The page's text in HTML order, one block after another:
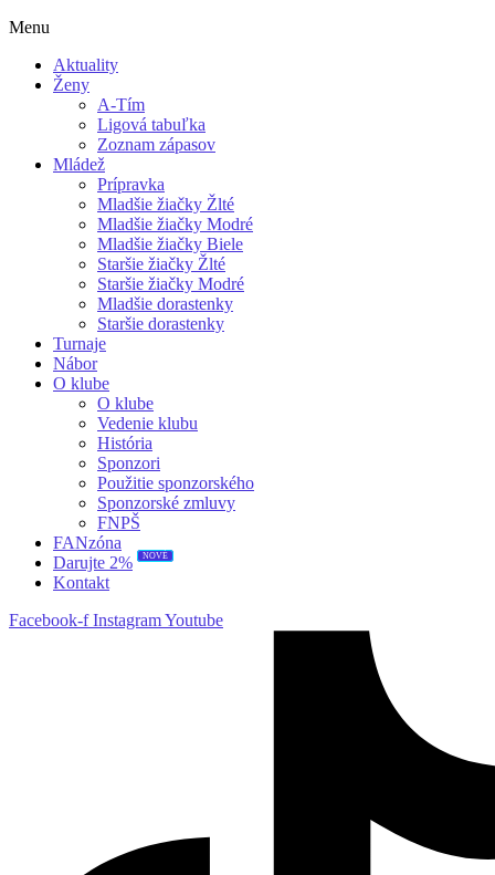
Menu
Aktuality
Ženy
A-Tím
Ligová tabuľka
Zoznam zápasov
Mládež
Prípravka
Mladšie žiačky Žlté
Mladšie žiačky Modré
Mladšie žiačky Biele
Staršie žiačky Žlté
Staršie žiačky Modré
Mladšie dorastenky
Staršie dorastenky
Turnaje
Nábor
O klube
O klube
Vedenie klubu
História
Sponzori
Použitie sponzorského
Sponzorské zmluvy
FNPŠ
FANzóna
Darujte 2%
NOVÉ
Kontakt
Facebook-f InstagramYoutube